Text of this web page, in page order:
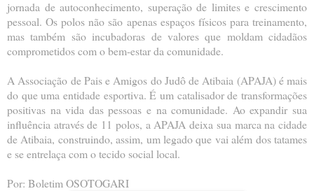
jornada de autoconhecimento, superação de limites e crescimento
pessoal. Os polos não são apenas espaços físicos para treinamento,
mas também são incubadoras de valores que moldam cidadãos
comprometidos com o bem-estar da comunidade.
A Associação de Pais e Amigos do Judô de Atibaia (APAJA) é mais
do que uma entidade esportiva. É um catalisador de transformações
positivas na vida das pessoas e na comunidade. Ao expandir sua
influência através de 11 polos, a APAJA deixa sua marca na cidade
de Atibaia, construindo, assim, um legado que vai além dos tatames
e se entrelaça com o tecido social local.
Por: Boletim OSOTOGARI